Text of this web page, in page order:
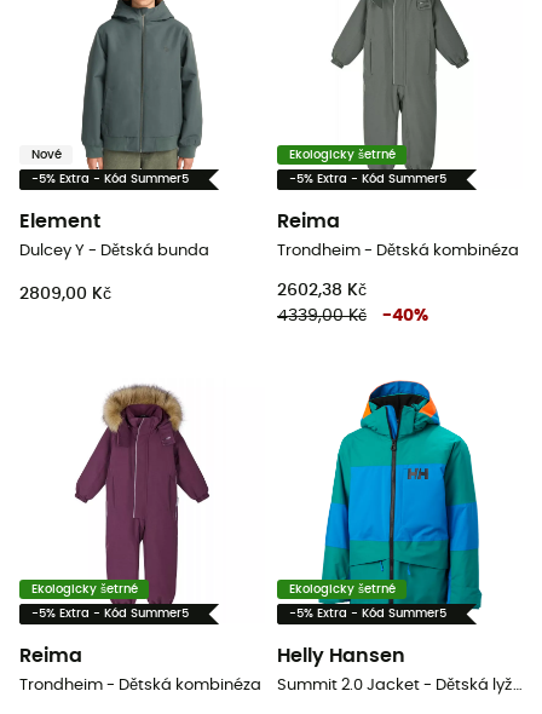
Nové
-5% Extra - Kód Summer5
Element
Dulcey Y - Dětská bunda
2809,00 Kč
Ekologicky šetrné
-5% Extra - Kód Summer5
Reima
Trondheim - Dětská kombinéza
2602,38 Kč
4339,00 Kč
-40%
Ekologicky šetrné
-5% Extra - Kód Summer5
Reima
Trondheim - Dětská kombinéza
Ekologicky šetrné
-5% Extra - Kód Summer5
Helly Hansen
Summit 2.0 Jacket - Dětská lyžařská bunda